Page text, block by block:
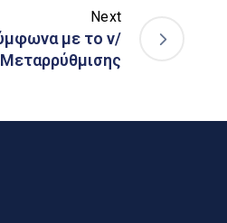
Next
με το ν/